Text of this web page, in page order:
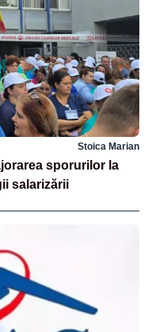
Stoica Marian
sporurilor la
salarizării